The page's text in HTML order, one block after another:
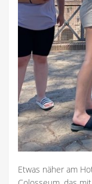
Etwas näher am